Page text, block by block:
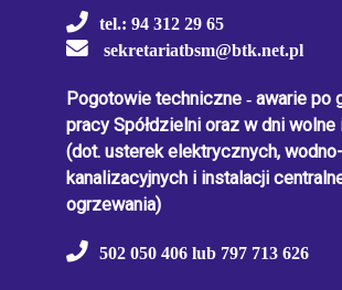
tel.: 94 312 29 65
sekretariatbsm@btk.net.pl
Pogotowie techniczne - awarie po
pracy Spółdzielni oraz w dni
(dot. usterek elektrycznych, wodno-
kanalizacyjnych i instalacji
ogrzewania)
502 050 406 lub 797 713 626